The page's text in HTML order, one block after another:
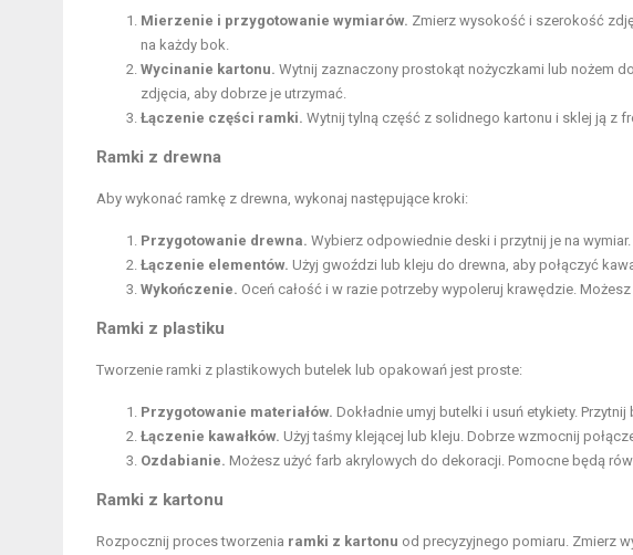
Mierzenie i przygotowanie wymiarów. Zmierz wysokość i szerokość
na każdy bok.
Wycinanie kartonu. Wytnij zaznaczony prostokąt nożyczkami lub nożem
zdjęcia, aby dobrze je utrzymać.
Łączenie części ramki. Wytnij tylną część z solidnego kartonu i sklej ją z
Ramki z drewna
Aby wykonać ramkę z drewna, wykonaj następujące kroki:
Przygotowanie drewna. Wybierz odpowiednie deski i przytnij je na
Łączenie elementów. Użyj gwoździ lub kleju do drewna, aby połączyć
Wykończenie. Oceń całość i w razie potrzeby wypoleruj krawędzie.
Ramki z plastiku
Tworzenie ramki z plastikowych butelek lub opakowań jest proste:
Przygotowanie materiałów. Dokładnie umyj butelki i usuń etykiety.
Łączenie kawałków. Użyj taśmy klejącej lub kleju. Dobrze wzmocnij
Ozdabianie. Możesz użyć farb akrylowych do dekoracji. Pomocne będą
Ramki z kartonu
Rozpocznij proces tworzenia ramki z kartonu od precyzyjnego pomiaru. Zmierz